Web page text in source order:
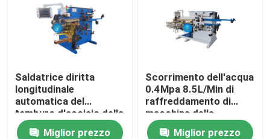
Saldatrice diritta
longitudinale
automatica del
tamburo d'acciaio della
cucitura dei semi
Miglior prezzo
Scorrimento dell'acqua
0.4Mpa 8.5L/Min di
raffreddamento di
macchina della
saldatura longitudinale
Miglior prezzo